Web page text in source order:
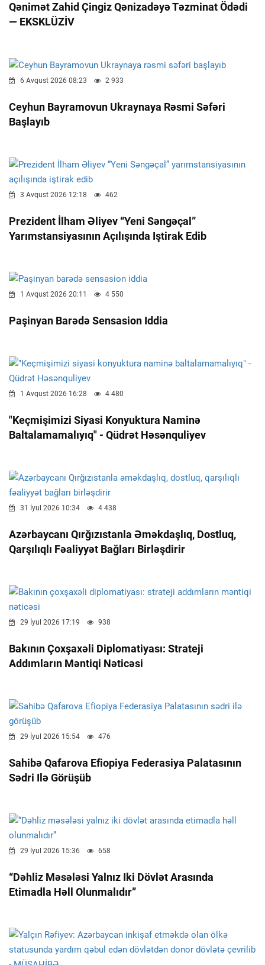
Qənimət Zahid Çingiz Qənizadəyə Təzminat Ödədi
— EKSKLÜZİV
6 Avqust 2026 08:23 2 933
Ceyhun Bayramovun Ukraynaya Rəsmi Səfəri
Başlayıb
3 Avqust 2026 12:18 462
Prezident İlham Əliyev “Yeni Səngəçal”
Yarımstansiyasının Açılışında Iştirak Edib
1 Avqust 2026 20:11 4 550
Paşinyan Barədə Sensasion Iddia
1 Avqust 2026 16:28 4 480
"Keçmişimizi Siyasi Konyuktura Naminə
Baltalamamalıyıq" - Qüdrət Həsənquliyev
31 İyul 2026 10:34 4 438
Azərbaycanı Qırğızıstanla Əməkdaşlıq, Dostluq,
Qarşılıqlı Fəaliyyət Bağları Birləşdirir
29 İyul 2026 17:19 938
Bakının Çoxşaxəli Diplomatiyası: Strateji
Addımların Məntiqi Nəticəsi
29 İyul 2026 15:54 476
Sahibə Qafarova Efiopiya Federasiya Palatasının
Sədri Ilə Görüşüb
29 İyul 2026 15:36 658
“Dəhliz Məsələsi Yalnız Iki Dövlət Arasında
Etimadla Həll Olunmalıdır”